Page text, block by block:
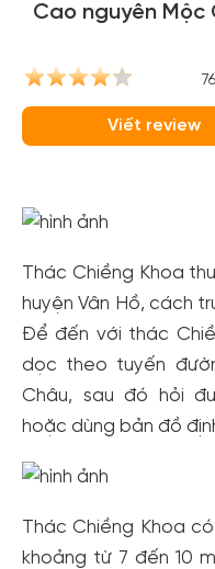
Cao nguyên Mộc
Viết review
Thác Chiềng Khoa
huyện Vân Hồ, cách
Để đến với thác
dọc theo tuyến
Châu, sau đó hỏi
hoặc dùng bản đồ
Thác Chiềng Khoa
khoảng từ 7 đến 10